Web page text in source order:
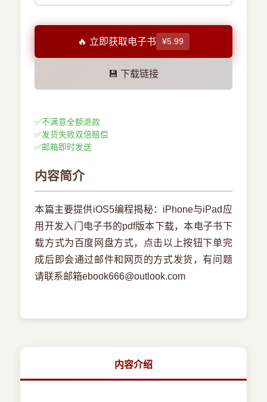
🔥 立即获取电子书 ¥5.99
💾 下载链接
✅不满意全额退款
✅发货失败双倍赔偿
✅邮箱即时发送
内容简介
本篇主要提供iOS5编程揭秘：iPhone与iPad应
用开发入门电子书的pdf版本下载，本电子书下
载方式为百度网盘方式，点击以上按钮下单完
成后即会通过邮件和网页的方式发货，有问题
请联系邮箱ebook666@outlook.com
内容介绍